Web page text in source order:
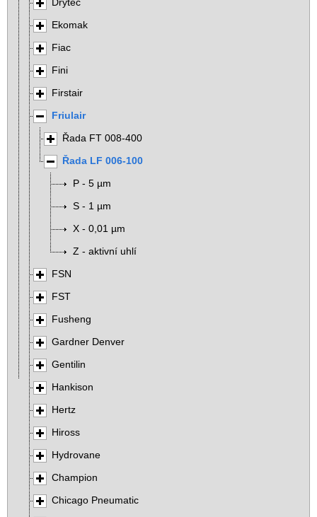
Drytec
Ekomak
Fiac
Fini
Firstair
Friulair
Řada FT 008-400
Řada LF 006-100
P - 5 µm
S - 1 µm
X - 0,01 µm
Z - aktivní uhlí
FSN
FST
Fusheng
Gardner Denver
Gentilin
Hankison
Hertz
Hiross
Hydrovane
Champion
Chicago Pneumatic